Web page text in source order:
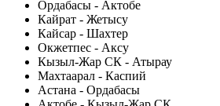
Ордабасы - Актобе
Кайрат - Жетысу
Кайсар - Шахтер
Окжетпес - Аксу
Кызыл-Жар СК - Атырау
Махтаарал - Каспий
Астана - Ордабасы